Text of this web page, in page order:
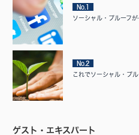
No.1
ソーシャル・プルーフ
No.2
これでソーシャル・プ
ゲスト・エキスパート